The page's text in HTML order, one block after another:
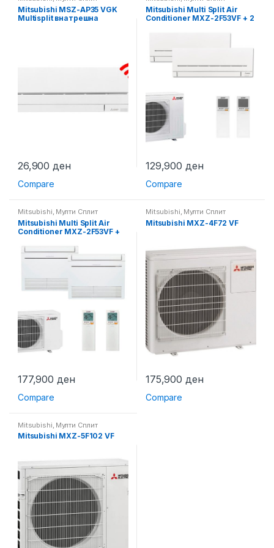
Mitsubishi MSZ-AP35 VGK
Multisplit внатрешна
26,900 ден
Compare
Mitsubishi Multi Split Air
Conditioner MXZ-2F53VF + 2
129,900 ден
Compare
Mitsubishi, Мулти Сплит
Mitsubishi Multi Split Air
Conditioner MXZ-2F53VF +
177,900 ден
Compare
Mitsubishi, Мулти Сплит
Mitsubishi MXZ-4F72 VF
175,900 ден
Compare
Mitsubishi Мулти Сплит
Mitsubishi MXZ-5F102 VF